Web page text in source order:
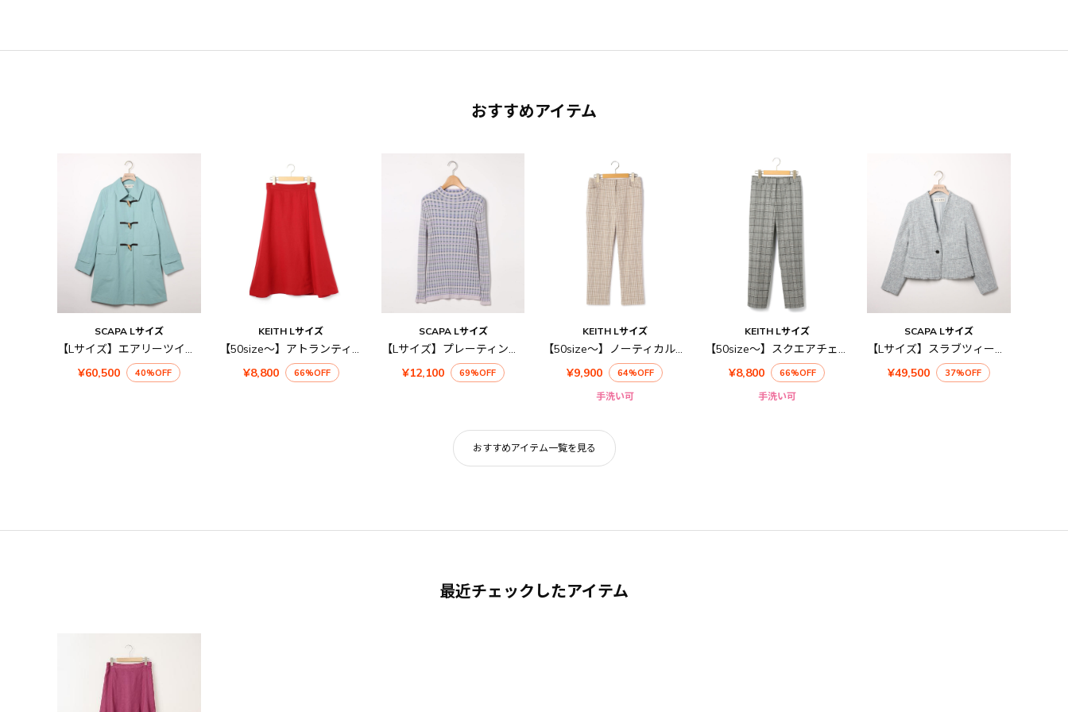
おすすめアイテム
SCAPA Lサイズ
【Lサイズ】エアリーツイルコート
¥60,500
40%OFF
KEITH Lサイズ
【50size～】アトランティッククロス スカート
¥8,800
66%OFF
SCAPA Lサイズ
【Lサイズ】プレーティングボーダーニット
¥12,100
69%OFF
KEITH Lサイズ
【50size～】ノーティカルチェック パンツ
¥9,900
64%OFF
手洗い可
KEITH Lサイズ
【50size～】スクエアチェック パンツ
¥8,800
66%OFF
手洗い可
SCAPA Lサイズ
【Lサイズ】スラブツィードジャケット
¥49,500
37%OFF
おすすめアイテム一覧を見る
最近チェックしたアイテム